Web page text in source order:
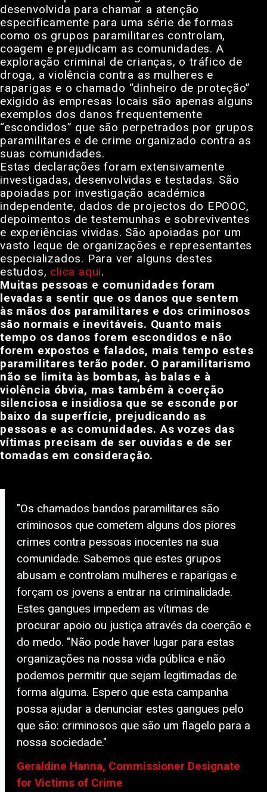
desenvolvida para chamar a atenção
especificamente para uma série de formas
como os grupos paramilitares controlam,
coagem e prejudicam as comunidades. A
exploração criminal de crianças, o tráfico de
droga, a violência contra as mulheres e
raparigas e o chamado “dinheiro de proteção”
exigido às empresas locais são apenas alguns
exemplos dos danos frequentemente
“escondidos” que são perpetrados por grupos
paramilitares e de crime organizado contra as
suas comunidades.
Estas declarações foram extensivamente
investigadas, desenvolvidas e testadas. São
apoiadas por investigação académica
independente, dados de projectos do EPOOC,
depoimentos de testemunhas e sobreviventes
e experiências vividas. São apoiadas por um
vasto leque de organizações e representantes
especializados. Para ver alguns destes
estudos, clica aqui.
Muitas pessoas e comunidades foram
levadas a sentir que os danos que sentem
às mãos dos paramilitares e dos criminosos
são normais e inevitáveis. Quanto mais
tempo os danos forem escondidos e não
forem expostos e falados, mais tempo estes
paramilitares terão poder. O paramilitarismo
não se limita às bombas, às balas e à
violência óbvia, mas também à coerção
silenciosa e insidiosa que se esconde por
baixo da superfície, prejudicando as
pessoas e as comunidades. As vozes das
vítimas precisam de ser ouvidas e de ser
tomadas em consideração.
"Os chamados bandos paramilitares são
criminosos que cometem alguns dos piores
crimes contra pessoas inocentes na sua
comunidade. Sabemos que estes grupos
abusam e controlam mulheres e raparigas e
forçam os jovens a entrar na criminalidade.
Estes gangues impedem as vítimas de
procurar apoio ou justiça através da coerção e
do medo. "Não pode haver lugar para estas
organizações na nossa vida pública e não
podemos permitir que sejam legitimadas de
forma alguma. Espero que esta campanha
possa ajudar a denunciar estes gangues pelo
que são: criminosos que são um flagelo para a
nossa sociedade."
Geraldine Hanna, Commissioner Designate
for Victims of Crime